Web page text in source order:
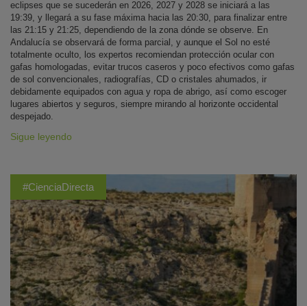
eclipses que se sucederán en 2026, 2027 y 2028 se iniciará a las
19:39, y llegará a su fase máxima hacia las 20:30, para finalizar entre
las 21:15 y 21:25, dependiendo de la zona dónde se observe. En
Andalucía se observará de forma parcial, y aunque el Sol no esté
totalmente oculto, los expertos recomiendan protección ocular con
gafas homologadas, evitar trucos caseros y poco efectivos como gafas
de sol convencionales, radiografías, CD o cristales ahumados, ir
debidamente equipados con agua y ropa de abrigo, así como escoger
lugares abiertos y seguros, siempre mirando al horizonte occidental
despejado.
Sigue leyendo
#CienciaDirecta